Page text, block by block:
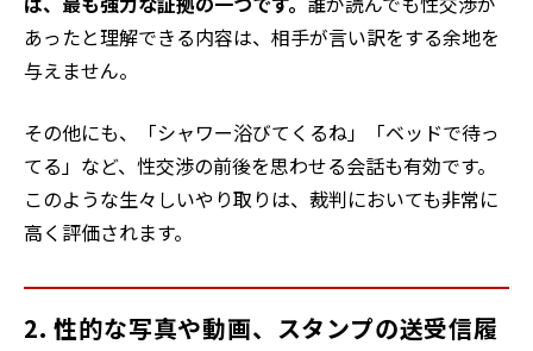
あったと理解できる内容は、相手が言い訳をする余地を
与えません。
その他にも、「シャワー浴びてくるね」「ベッドで待っ
てる」など、性交渉の前後を思わせる会話も有効です。
このような生々しいやり取りは、裁判においても非常に
高く評価されます。
2. 性的な写真や動画、スタンプの送受信履